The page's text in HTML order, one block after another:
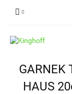
GARNEK
HAUS